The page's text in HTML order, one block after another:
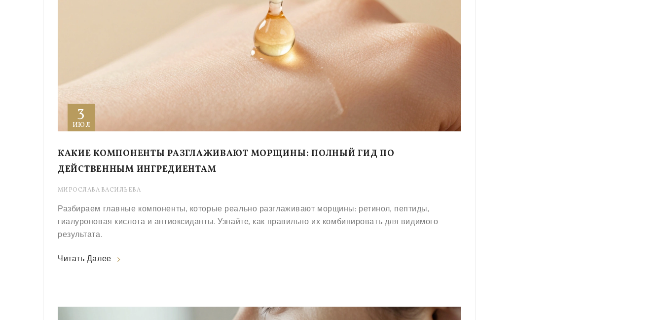
3
ИЮЛ
КАКИЕ КОМПОНЕНТЫ РАЗГЛАЖИВАЮТ МОРЩИНЫ: ПОЛНЫЙ ГИД ПО
ДЕЙСТВЕННЫМ ИНГРЕДИЕНТАМ
МИРОСЛАВА ВАСИЛЬЕВА
Разбираем главные компоненты, которые реально разглаживают морщины: ретинол, пептиды,
гиалуроновая кислота и антиоксиданты. Узнайте, как правильно их комбинировать для видимого
результата.
Читать Далее